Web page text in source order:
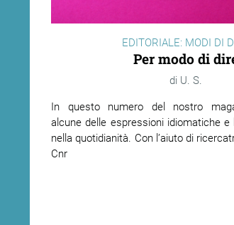
EDITORIALE: MODI DI
Per modo di
U. S.
In questo numero del nostro
alcune delle espressioni idiomatiche
nella quotidianità. Con l’aiuto di
Cnr